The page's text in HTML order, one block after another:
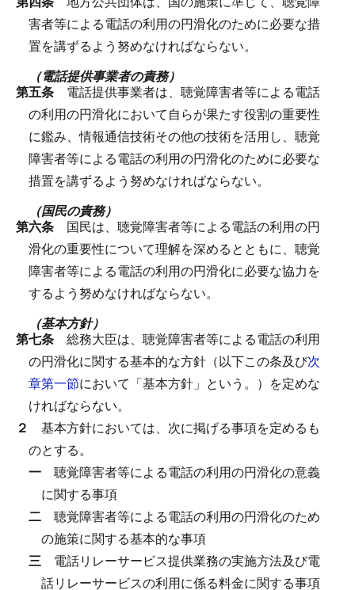
害者等による電話の利用の円滑化のために必要な措
置を講ずるよう努めなければならない。
（電話提供事業者の責務）
第五条 電話提供事業者は、聴覚障害者等による電話
の利用の円滑化において自らが果たす役割の重要性
に鑑み、情報通信技術その他の技術を活用し、聴覚
障害者等による電話の利用の円滑化のために必要な
措置を講ずるよう努めなければならない。
（国民の責務）
第六条 国民は、聴覚障害者等による電話の利用の円
滑化の重要性について理解を深めるとともに、聴覚
障害者等による電話の利用の円滑化に必要な協力を
するよう努めなければならない。
（基本方針）
第七条 総務大臣は、聴覚障害者等による電話の利用
の円滑化に関する基本的な方針（以下この条及び次
章第一節において「基本方針」という。）を定めな
ければならない。
２ 基本方針においては、次に掲げる事項を定めるも
のとする。
一 聴覚障害者等による電話の利用の円滑化の意義
に関する事項
二 聴覚障害者等による電話の利用の円滑化のため
の施策に関する基本的な事項
三 電話リレーサービス提供業務の実施方法及び電
話リレーサービスの利用に係る料金に関する事項